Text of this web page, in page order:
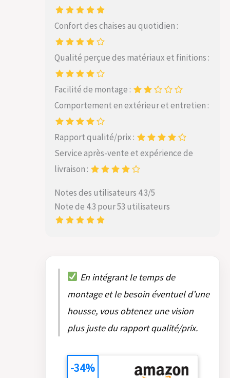
Confort des chaises au quotidien :
Qualité perçue des matériaux et finitions :
Facilité de montage :
Comportement en extérieur et entretien :
Rapport qualité/prix :
Service après-vente et expérience de
livraison :
Notes des utilisateurs 4.3/5
Note de 4.3 pour 53 utilisateurs
En intégrant le temps de
montage et le besoin éventuel d’une
housse, vous obtenez une vision
plus juste du rapport qualité/prix.
-34%